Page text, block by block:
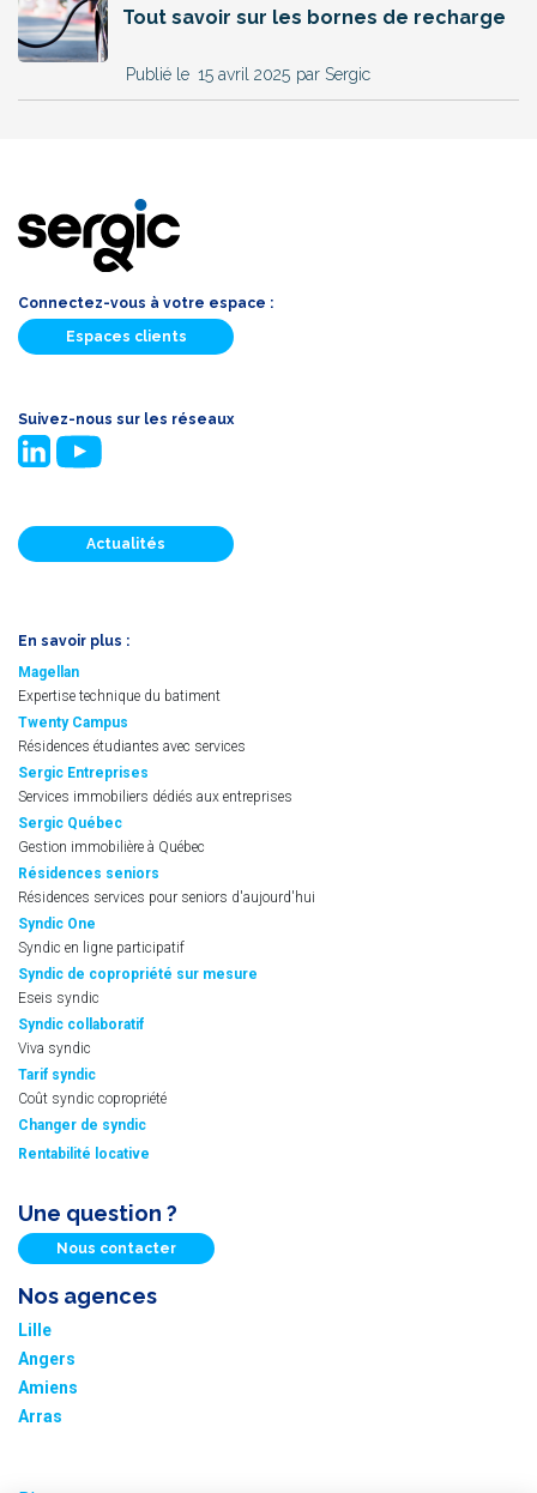
Tout savoir sur les bornes de recharge
par Sergic
15 avril 2025
Connectez-vous à votre espace :
Espaces clients
Suivez-nous sur les réseaux
Actualités
En savoir plus :
Magellan
Expertise technique du batiment
Twenty Campus
Résidences étudiantes avec services
Sergic Entreprises
Services immobiliers dédiés aux entreprises
Sergic Québec
Gestion immobilière à Québec
Résidences seniors
Résidences services pour seniors d'aujourd'hui
Syndic One
Syndic en ligne participatif
Syndic de copropriété sur mesure
Eseis syndic
Syndic collaboratif
Viva syndic
Tarif syndic
Coût syndic copropriété
Changer de syndic
Rentabilité locative
Une question ?
Nous contacter
Nos agences
Lille
Angers
Amiens
Arras